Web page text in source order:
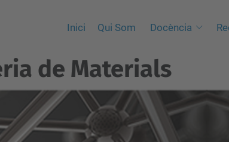
Inici Qui Som Docència
de Materials